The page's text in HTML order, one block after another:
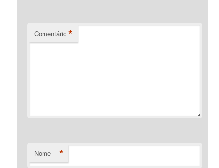
Comentário *
Nome *